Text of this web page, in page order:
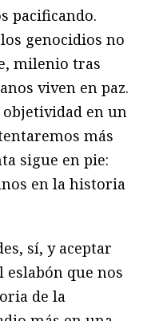
pacificando.
genocidios no
milenio tras
viven en paz.
en un
más
sigue en pie:
en la historia
sí, y aceptar
eslabón que nos
de la